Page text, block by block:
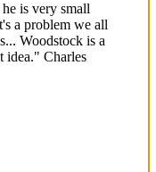
is very small
a problem we all
Woodstock is a
idea." Charles